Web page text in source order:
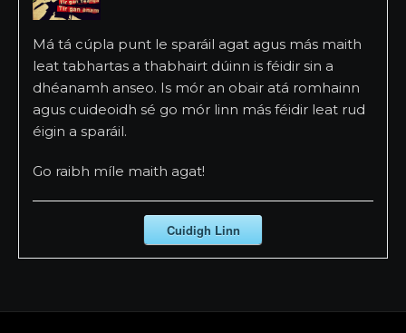
Má tá cúpla punt le sparáil agat agus más maith
leat tabhartas a thabhairt dúinn is féidir sin a
dhéanamh anseo. Is mór an obair atá romhainn
agus cuideoidh sé go mór linn más féidir leat rud
éigin a sparáil.
Go raibh míle maith agat!
Cuidigh Linn